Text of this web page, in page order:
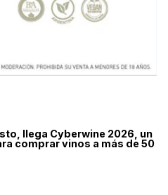
llega Cyberwine 2026, un
comprar vinos a más de 50